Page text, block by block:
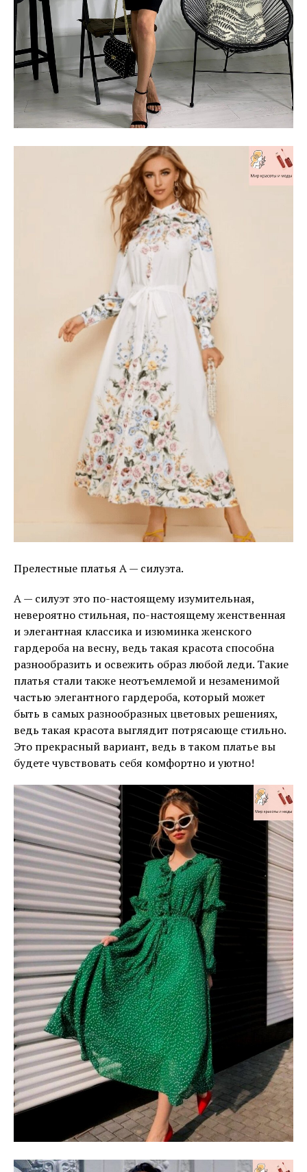
Прелестные платья А — силуэта.
А — силуэт это по-настоящему изумительная,
невероятно стильная, по-настоящему женственная
и элегантная классика и изюминка женского
гардероба на весну, ведь такая красота способна
разнообразить и освежить образ любой леди. Такие
платья стали также неотъемлемой и незаменимой
частью элегантного гардероба, который может
быть в самых разнообразных цветовых решениях,
ведь такая красота выглядит потрясающе стильно.
Это прекрасный вариант, ведь в таком платье вы
будете чувствовать себя комфортно и уютно!